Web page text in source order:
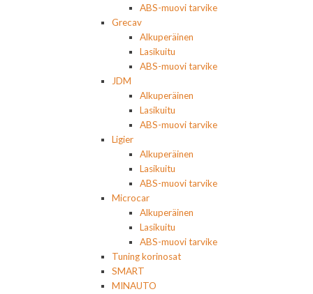
ABS-muovi tarvike
Grecav
Alkuperäinen
Lasikuitu
ABS-muovi tarvike
JDM
Alkuperäinen
Lasikuitu
ABS-muovi tarvike
Ligier
Alkuperäinen
Lasikuitu
ABS-muovi tarvike
Microcar
Alkuperäinen
Lasikuitu
ABS-muovi tarvike
Tuning korinosat
SMART
MINAUTO